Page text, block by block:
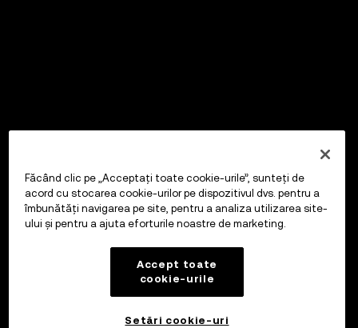
Făcând clic pe „Acceptați toate cookie-urile”, sunteți de
acord cu stocarea cookie-urilor pe dispozitivul dvs. pentru a
îmbunătăți navigarea pe site, pentru a analiza utilizarea site-
ului și pentru a ajuta eforturile noastre de marketing.
Accept toate
cookie-urile
Setări cookie-uri